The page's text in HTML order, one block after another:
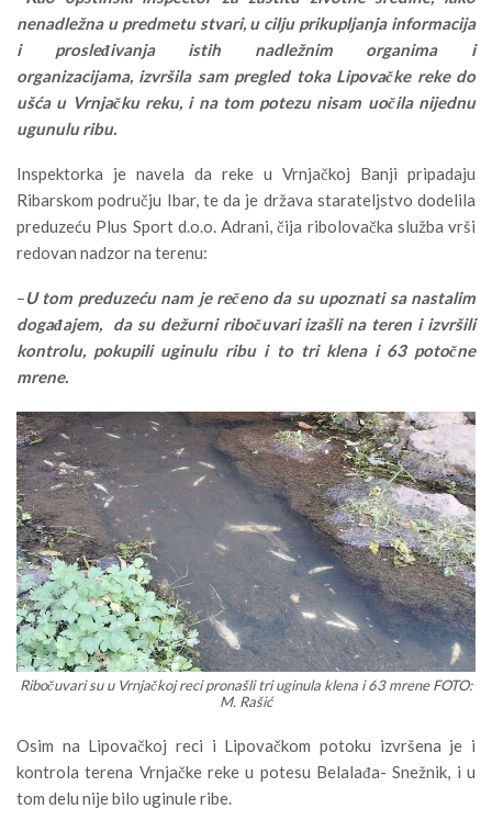
nenadležna u predmetu stvari, u cilju prikupljanja informacija
i prosleđivanja istih nadležnim organima i
organizacijama, izvršila sam pregled toka Lipovačke reke do
ušća u Vrnjačku reku, i na tom potezu nisam uočila nijednu
ugunulu ribu.
Inspektorka je navela da reke u Vrnjačkoj Banji pripadaju
Ribarskom području Ibar, te da je država starateljstvo dodelila
preduzeću Plus Sport d.o.o. Adrani, čija ribolovačka služba vrši
redovan nadzor na terenu:
–U tom preduzeću nam je rečeno da su upoznati sa nastalim
događajem, da su dežurni ribočuvari izašli na teren i izvršili
kontrolu, pokupili uginulu ribu i to tri klena i 63 potočne
mrene.
Ribočuvari su u Vrnjačkoj reci pronašli tri uginula klena i 63 mrene FOTO:
M. Rašić
Osim na Lipovačkoj reci i Lipovačkom potoku izvršena je i
kontrola terena Vrnjačke reke u potesu Belalađa- Snežnik, i u
tom delu nije bilo uginule ribe.